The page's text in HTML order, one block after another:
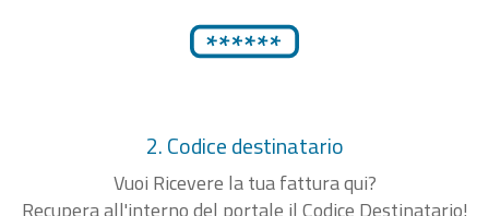
2. Codice destinatario
Vuoi Ricevere la tua fattura qui?
Recupera all'interno del portale il Codice Destinatario!